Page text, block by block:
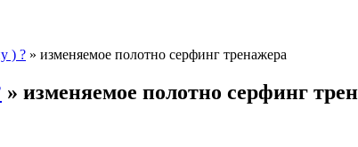
) ? » изменяемое полотно серфинг тренажера
» изменяемое полотно серфинг